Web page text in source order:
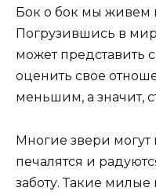
Бок о бок мы живем
Погрузившись в
может представить
оценить свое
меньшим, а значит,
Многие звери
печалятся и
заботу. Такие